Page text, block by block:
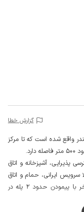
گزارش خطا
واقع شده است که تا مرکز
است که با حدود 10 پله دسترسی پذیرایی، آشپزخانه و اتاق
در قسمت بالا سرویس ایرانی، حمام و اتاق
خواب دوم قابل استفاده می باشد همچنین استخر با پیمودن حدود 2 پله در